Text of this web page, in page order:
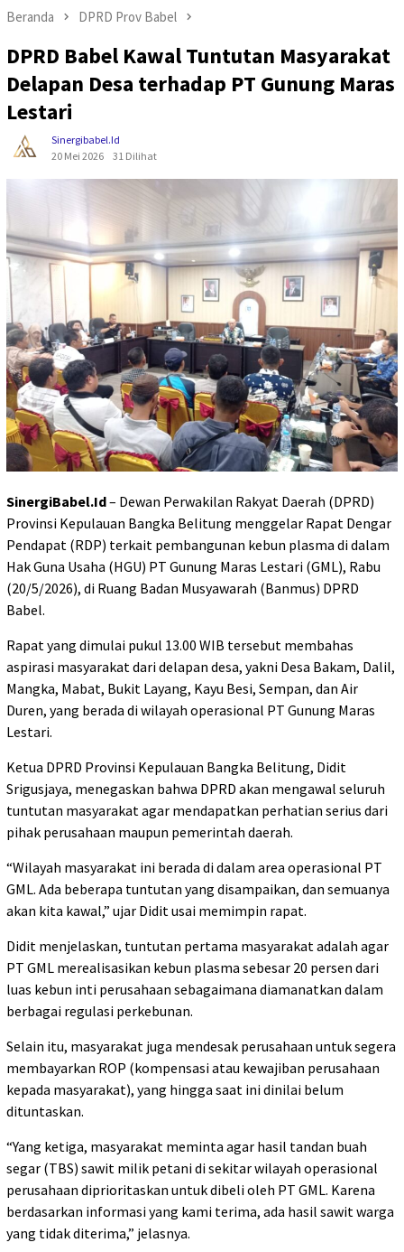
Beranda DPRD Prov Babel
DPRD Babel Kawal Tuntutan Masyarakat
Delapan Desa terhadap PT Gunung Maras
Lestari
Sinergibabel.id
20 Mei 2026
31 Dilihat
SinergiBabel.Id– Dewan Perwakilan Rakyat Daerah (DPRD)
Provinsi Kepulauan Bangka Belitung menggelar Rapat Dengar
Pendapat (RDP) terkait pembangunan kebun plasma di dalam
Hak Guna Usaha (HGU) PT Gunung Maras Lestari (GML), Rabu
(20/5/2026), di Ruang Badan Musyawarah (Banmus) DPRD
Babel.
Rapat yang dimulai pukul 13.00 WIB tersebut membahas
aspirasi masyarakat dari delapan desa, yakni Desa Bakam, Dalil,
Mangka, Mabat, Bukit Layang, Kayu Besi, Sempan, dan Air
Duren, yang berada di wilayah operasional PT Gunung Maras
Lestari.
Ketua DPRD Provinsi Kepulauan Bangka Belitung, Didit
Srigusjaya, menegaskan bahwa DPRD akan mengawal seluruh
tuntutan masyarakat agar mendapatkan perhatian serius dari
pihak perusahaan maupun pemerintah daerah.
“Wilayah masyarakat ini berada di dalam area operasional PT
GML. Ada beberapa tuntutan yang disampaikan, dan semuanya
akan kita kawal,” ujar Didit usai memimpin rapat.
Didit menjelaskan, tuntutan pertama masyarakat adalah agar
PT GML merealisasikan kebun plasma sebesar 20 persen dari
luas kebun inti perusahaan sebagaimana diamanatkan dalam
berbagai regulasi perkebunan.
Selain itu, masyarakat juga mendesak perusahaan untuk segera
membayarkan ROP (kompensasi atau kewajiban perusahaan
kepada masyarakat), yang hingga saat ini dinilai belum
dituntaskan.
“Yang ketiga, masyarakat meminta agar hasil tandan buah
segar (TBS) sawit milik petani di sekitar wilayah operasional
perusahaan diprioritaskan untuk dibeli oleh PT GML. Karena
berdasarkan informasi yang kami terima, ada hasil sawit warga
yang tidak diterima,” jelasnya.